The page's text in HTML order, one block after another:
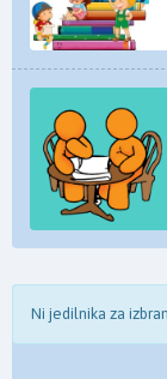
Ni jedilnika za